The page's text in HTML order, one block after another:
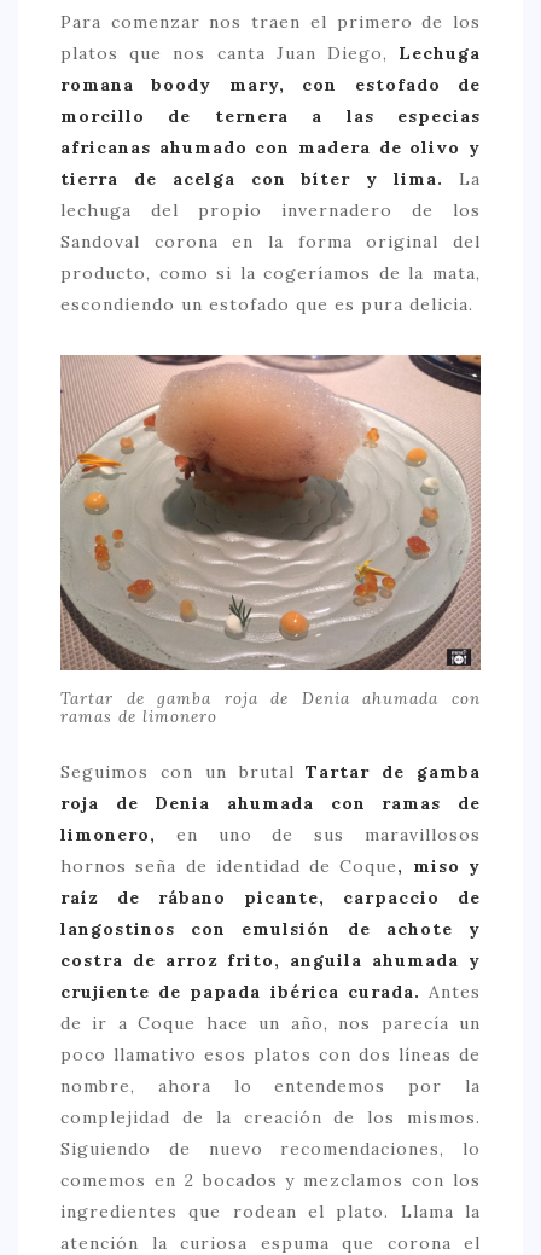
Para comenzar nos traen el primero de los
platos que nos canta Juan Diego, Lechuga
romana boody mary, con estofado de
morcillo de ternera a las especias
africanas ahumado con madera de olivo y
tierra de acelga con bíter y lima. La
lechuga del propio invernadero de los
Sandoval corona en la forma original del
producto, como si la cogeríamos de la mata,
escondiendo un estofado que es pura delicia.
Tartar de gamba roja de Denia ahumada con
ramas de limonero
Seguimos con un brutalTartar de gamba
roja de Denia ahumada con ramas de
limonero, en uno de sus maravillosos
hornos seña de identidad de Coque, miso y
raíz de rábano picante, carpaccio de
langostinos con emulsión de achote y
costra de arroz frito, anguila ahumada y
crujiente de papada ibérica curada. Antes
de ir a Coque hace un año, nos parecía un
poco llamativo esos platos con dos líneas de
nombre, ahora lo entendemos por la
complejidad de la creación de los mismos.
Siguiendo de nuevo recomendaciones, lo
comemos en 2 bocados y mezclamos con los
ingredientes que rodean el plato. Llama la
atención la curiosa espuma que corona el